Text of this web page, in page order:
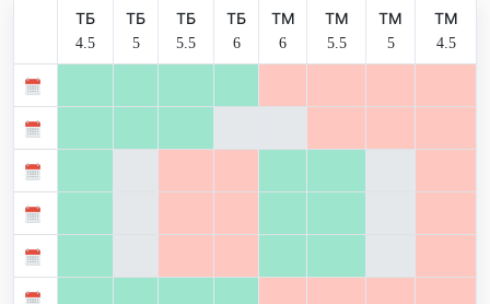
ТБ
4.5
ТБ
5
ТБ
5.5
ТБ
6
ТМ
6
ТМ
5.5
ТМ
5
ТМ
4.5